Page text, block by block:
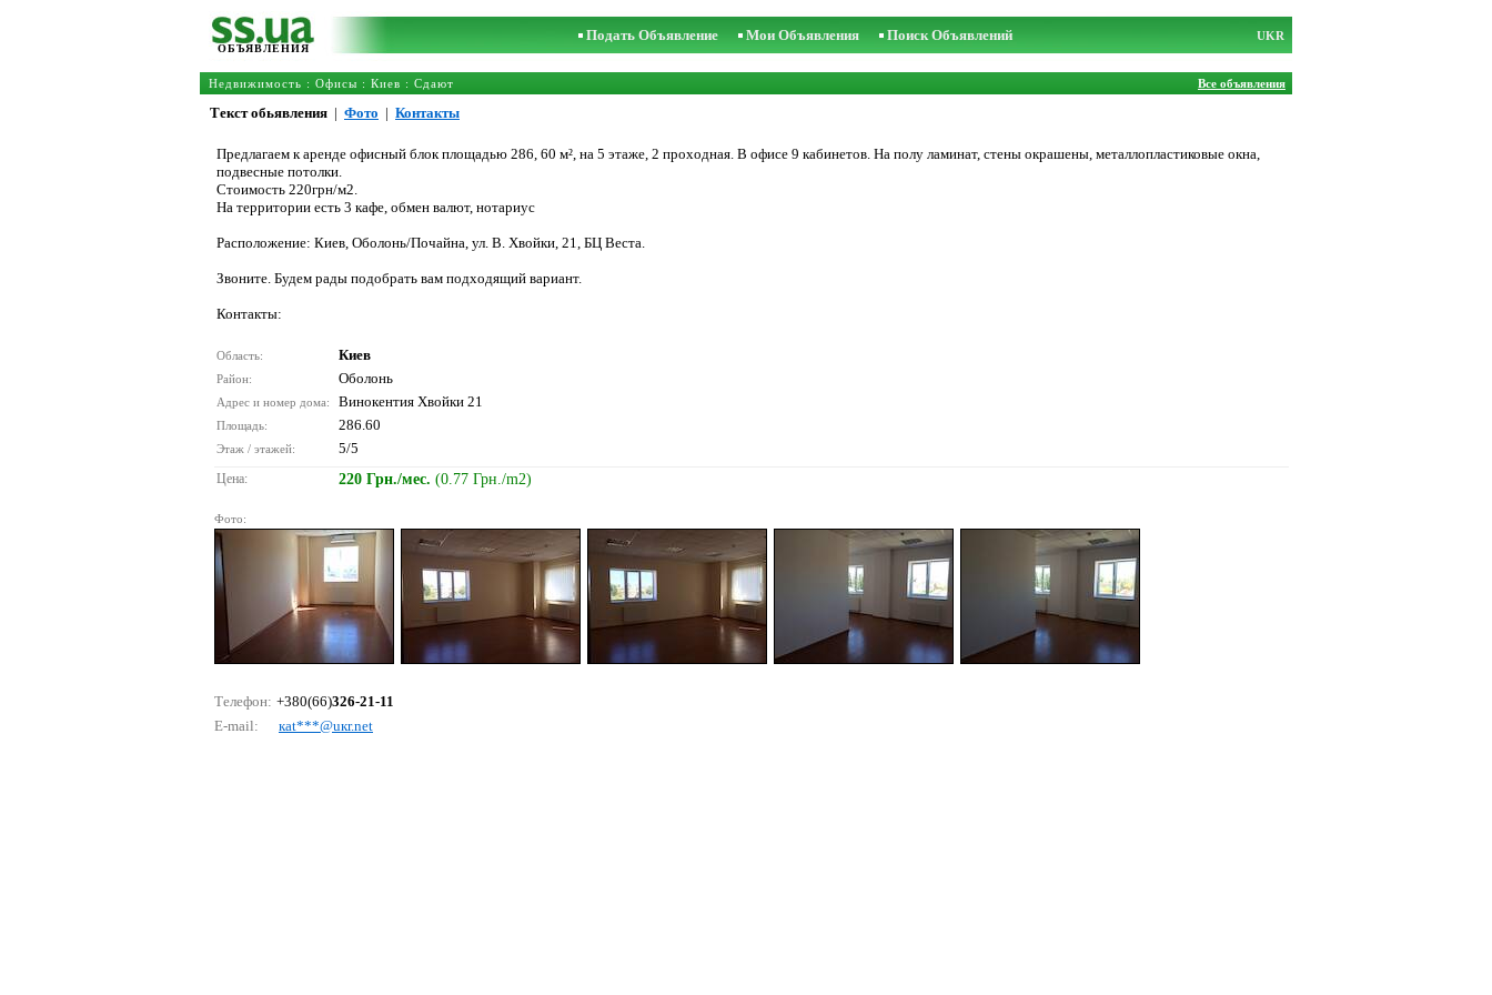
ОБЪЯВЛЕНИЯ
Подать Объявление Мои Объявления Поиск Объявлений UKR
Недвижимость : Офисы : Киев : Сдают Все объявления
Текст обьявления | Фото | Контакты
Предлагаем к аренде офисный блок площадью 286, 60 м², на 5 этаже, 2 проходная. В офисе 9 кабинетов. На полу ламинат, стены окрашены, металлопластиковые окна,
подвесные потолки.
Стоимость 220грн/м2.
На территории есть 3 кафе, обмен валют, нотариус
Расположение: Киев, Оболонь/Почайна, ул. В. Хвойки, 21, БЦ Веста.
Звоните. Будем рады подобрать вам подходящий вариант.
Контакты:
Область: Киев
Район: Оболонь
Адрес и номер дома: Винокентия Хвойки 21
Площадь: 286.60
Этаж / этажей: 5/5
Цена: 220 Грн./мес. (0.77 Грн./m2)
Фото:
Телефон: +380(66)326-21-11
E-mail:
каt***@uкr.nеt